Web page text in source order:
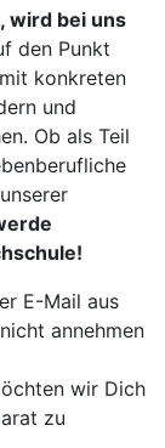
wird bei uns
den Punkt
konkreten
und
Ob als Teil
E-Mail aus
annehmen
wir Dich
zu